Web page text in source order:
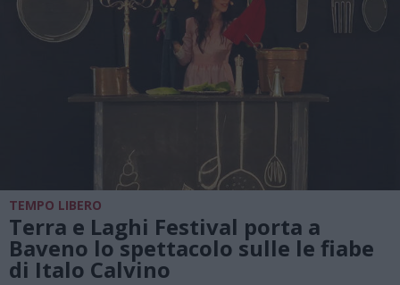
TEMPO LIBERO
Terra e Laghi Festival porta a
Baveno lo spettacolo sulle le fiabe
di Italo Calvino